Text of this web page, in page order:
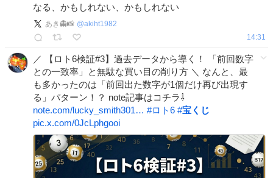
なる、かもしれない、かもしれない
あき👻📸 @akiht1982
14:31
／ 【ロト6検証#3】過去データから導く！ 「前回数字
との一致率」と無駄な買い目の削り方 ＼ なんと、最
も多かったのは「前回出た数字が1個だけ再び出現す
る」パターン！？ note記事はコチラ⇩
note.com/lucky_smith301… #ロト6 #宝くじ
pic.x.com/0JcLphgooi